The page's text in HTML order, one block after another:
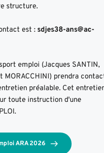
structure.
est : sdjes38-ans@ac-
emploi (Jacques SANTIN,
MORACCHINI) prendra
préalable. Cet
toute instruction d'une
ARA 2026